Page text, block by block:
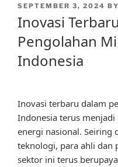
POSTED
SEPTEMBER 3, 2024 BY
Inovasi
Pengolahan
Indonesia
Inovasi terbaru dalam
Indonesia terus
energi nasional. Seiring
teknologi, para ahli dan
sektor ini terus